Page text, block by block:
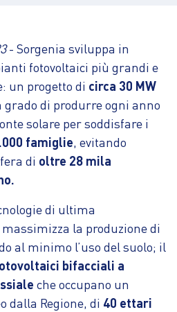
- Sorgenia sviluppa in
fotovoltaici più grandi e
un progetto di circa 30 MW
di produrre ogni anno
solare per soddisfare i
famiglie, evitando
di oltre 28 mila
di ultima
la produzione di
al minimo l’uso del suolo; il
bifacciali a
che occupano un
dalla Regione, di 40 ettari